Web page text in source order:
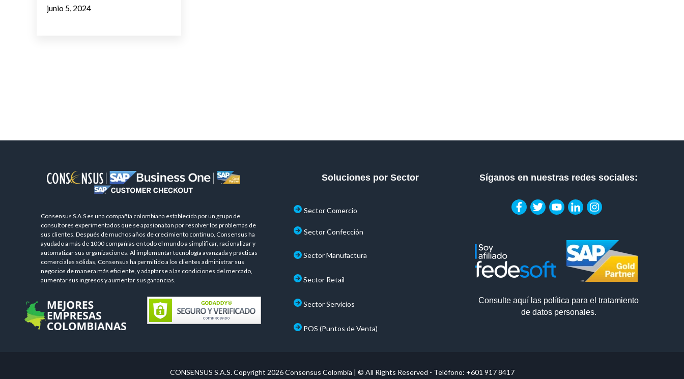
junio 5, 2024
Consensus S.A.S es una compañía colombiana establecida por un grupo de
consultores experimentados que se apasionaban por resolver los problemas de
sus clientes. Después de muchos años de crecimiento continuo, Consensus ha
ayudado a más de 1000 compañías en todo el mundo a simplificar, racionalizar y
automatizar sus organizaciones. Al implementar tecnología avanzada y prácticas
comerciales sólidas, Consensus ha permitido a los clientes administrar sus
negocios de manera más eficiente, y adaptarse a las condiciones del mercado,
aumentar sus ingresos y aumentar sus ganancias.
Soluciones por Sector
Sector Comercio
Sector Confección
Sector Manufactura
Sector Retail
Sector Servicios
POS (Puntos de Venta)
Síganos en nuestras redes sociales:
Consulte aquí las política para el tratamiento
de datos personales.
CONSENSUS S.A.S. Copyright 2026Consensus Colombia | © All Rights Reserved - Teléfono: +601 917 8417